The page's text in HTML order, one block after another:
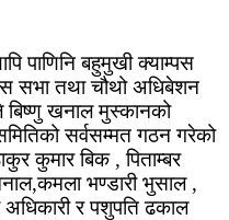
पाणिनि बहुमुखी क्याम्पस
सभा तथा चौथो अधिबेशन
खनाल मुस्कानको
सर्वसम्मत गठन गरेको
कुमार बिक , पिताम्बर
भण्डारी भुसाल ,
र पशुपति ढकाल